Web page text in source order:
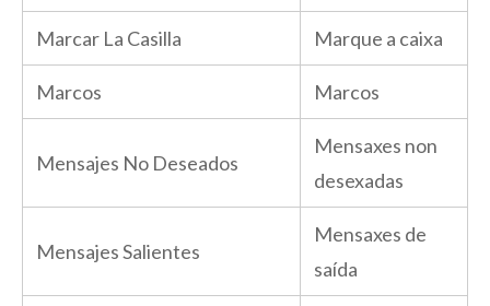
Marcar La Casilla Marque a caixa
Marcos Marcos
Mensajes No Deseados
Mensaxes non
desexadas
Mensajes Salientes
Mensaxes de
saída